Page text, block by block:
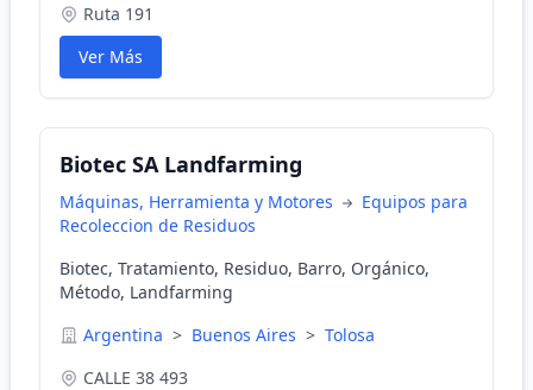
Ruta 191
Ver Más
Biotec SA Landfarming
Máquinas, Herramienta y Motores
Equipos para
Recoleccion de Residuos
Biotec, Tratamiento, Residuo, Barro, Orgánico,
Método, Landfarming
Argentina > Buenos Aires > Tolosa
CALLE 38 493